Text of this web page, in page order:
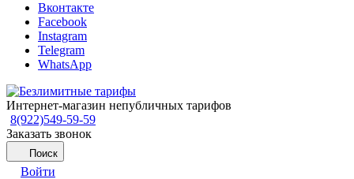
Вконтакте
Facebook
Instagram
Telegram
WhatsApp
Интернет-магазин непубличных тарифов
8(922)549-59-59
Заказать звонок
Поиск
Войти